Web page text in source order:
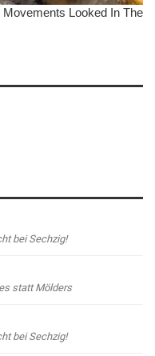
bei Sechzig!
statt Mölders
bei Sechzig!